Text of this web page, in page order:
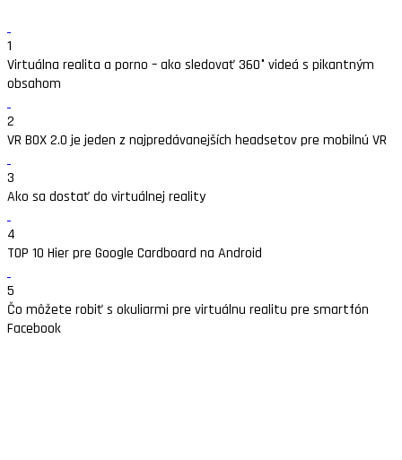
1
Virtuálna realita a porno – ako sledovať 360° videá s pikantným
obsahom
2
VR BOX 2.0 je jeden z najpredávanejších headsetov pre mobilnú VR
3
Ako sa dostať do virtuálnej reality
4
TOP 10 Hier pre Google Cardboard na Android
5
Čo môžete robiť s okuliarmi pre virtuálnu realitu pre smartfón
Facebook